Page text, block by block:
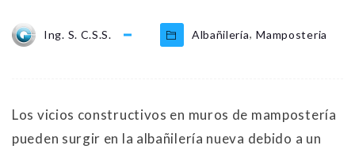
Ing. S. C.S.S. Albañilería, Mamposteria
Los vicios constructivos en muros de mampostería
pueden surgir en la albañilería nueva debido a un